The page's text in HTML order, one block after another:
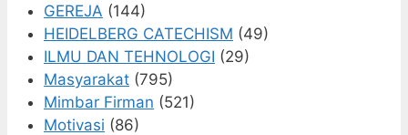
GEREJA (144)
HEIDELBERG CATECHISM (49)
ILMU DAN TEHNOLOGI (29)
Masyarakat (795)
Mimbar Firman (521)
Motivasi (86)